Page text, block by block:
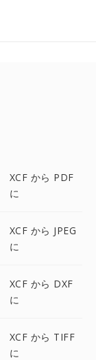
XCF から PDF
に
XCF から JPEG
に
XCF から DXF
に
XCF から TIFF
に